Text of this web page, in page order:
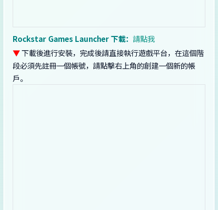
Rockstar Games Launcher 下載： 請點我
▼下載後進行安裝，完成後請直接執行遊戲平台，在這個階
段必須先註冊一個帳號，請點擊右上角的創建一個新的帳
戶。